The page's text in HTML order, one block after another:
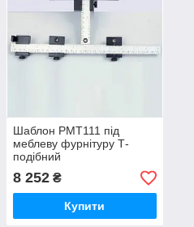
Шаблон PMT111 під
меблеву фурнітуру Т-
подібний
8 252 ₴
Купити